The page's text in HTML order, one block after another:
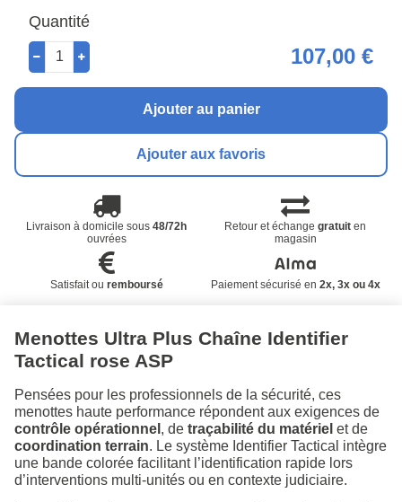
Quantité
107,00 €
Ajouter au panier
Ajouter aux favoris
Livraison à domicile sous48/72h
ouvrées
Retour et échangegratuit en
magasin
Satisfait ou remboursé Paiement sécurisé en 2x, 3x ou 4x
Menottes Ultra Plus Chaîne Identifier
Tactical rose ASP
Pensées pour les professionnels de la sécurité, ces
menottes haute performance répondent aux exigences de
contrôle opérationnel , de traçabilité du matériel et de
coordination terrain. Le système Identifier Tactical intègre
une bande colorée facilitant l’identification rapide lors
d’interventions multi-unités ou en contexte judiciaire.